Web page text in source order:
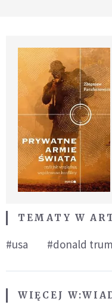
TEMATY W
#usa #donald
WIĘCEJ W: